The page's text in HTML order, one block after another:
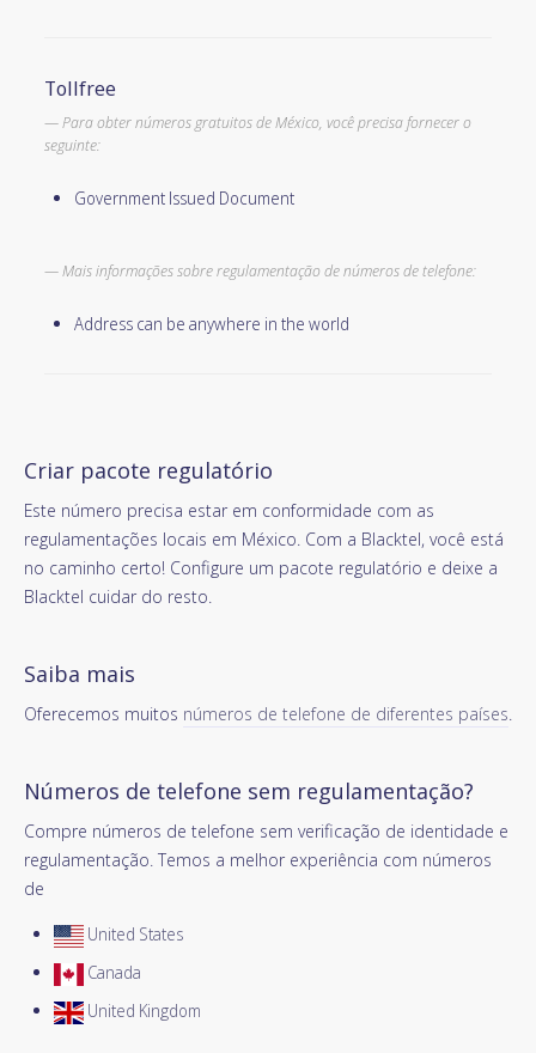
Tollfree
Para obter números gratuitos de México, você precisa fornecer o
seguinte:
Government Issued Document
Mais informações sobre regulamentação de números de telefone:
Address can be anywhere in the world
Criar pacote regulatório
Este número precisa estar em conformidade com as
regulamentações locais em México. Com a Blacktel, você está
no caminho certo! Configure um pacote regulatório e deixe a
Blacktel cuidar do resto.
Saiba mais
Oferecemos muitos números de telefone de diferentes países.
Números de telefone sem regulamentação?
Compre números de telefone sem verificação de identidade e
regulamentação. Temos a melhor experiência com números
de
United States
Canada
United Kingdom